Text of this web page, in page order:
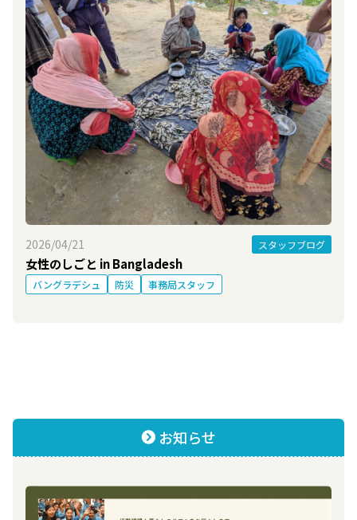
2026/04/21 スタッフブログ
女性のしごと in Bangladesh
バングラデシュ 防災 事務局スタッフ
お知らせ